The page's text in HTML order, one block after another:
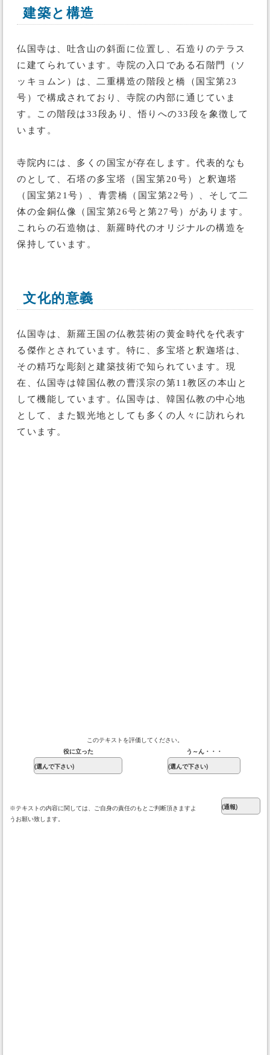
建築と構造
仏国寺は、吐含山の斜面に位置し、石造りのテラス
に建てられています。寺院の入口である石階門（ソ
ッキョムン）は、二重構造の階段と橋（国宝第23
号）で構成されており、寺院の内部に通じていま
す。この階段は33段あり、悟りへの33段を象徴して
います。
寺院内には、多くの国宝が存在します。代表的なも
のとして、石塔の多宝塔（国宝第20号）と釈迦塔
（国宝第21号）、青雲橋（国宝第22号）、そして二
体の金銅仏像（国宝第26号と第27号）があります。
これらの石造物は、新羅時代のオリジナルの構造を
保持しています。
文化的意義
仏国寺は、新羅王国の仏教芸術の黄金時代を代表す
る傑作とされています。特に、多宝塔と釈迦塔は、
その精巧な彫刻と建築技術で知られています。現
在、仏国寺は韓国仏教の曹渓宗の第11教区の本山と
して機能しています。仏国寺は、韓国仏教の中心地
として、また観光地としても多くの人々に訪れられ
ています。
このテキストを評価してください。
役に立った
う～ん・・・
※テキストの内容に関しては、ご自身の責任のもとご判断頂きますよ
うお願い致します。